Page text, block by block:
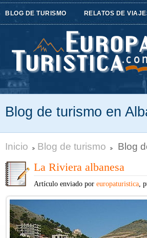
BLOG DE TURISMO RELATOS DE
Blog de turismo en
Inicio Blog de turismo Blog
La Riviera albanesa
Artículo enviado por europaturistica,